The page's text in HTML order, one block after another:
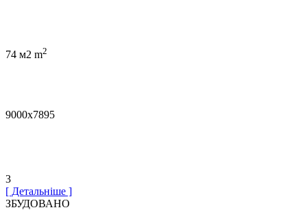
74 м2 m2
9000х7895
3
[ Детальніше ]
ЗБУДОВАНО